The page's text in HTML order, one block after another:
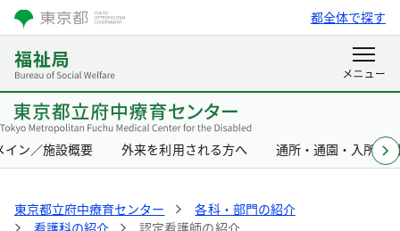
都全体で探す
イン／施設概要 外来を利用される方へ 通所・通園・入所を
東京都立府中療育センター
各科・部門の紹介
看護科の紹介
認定看護師の紹介